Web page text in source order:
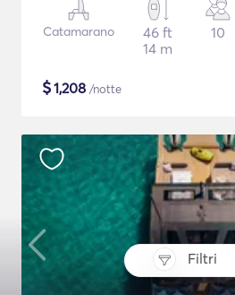
Filtri
Catamarano
46 ft
14 m
10
$1,208 /notte